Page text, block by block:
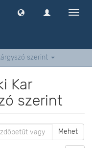
szerint
Kar
szerint
Mehet